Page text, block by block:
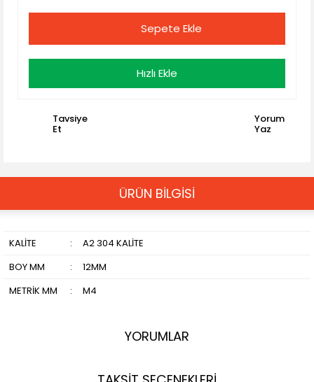
Sepete Ekle
Hızlı Ekle
Tavsiye
Et
Yorum
Yaz
ÜRÜN BİLGİSİ
KALİTE :
A2 304 KALİTE
BOY MM
:
12MM
METRİK MM
: M4
YORUMLAR